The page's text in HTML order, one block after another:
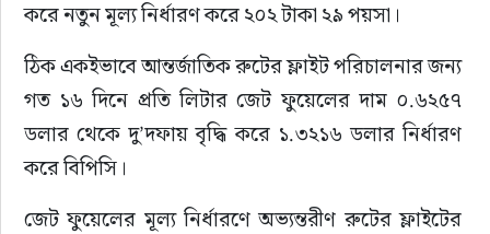
করে নতুন মূল্য নির্ধারণ করে ২০২ টাকা ২৯ পয়সা।
ঠিক একইভাবে আন্তর্জাতিক রুটের ফ্লাইট পরিচালনার জন্য
গত ১৬ দিনে প্রতি লিটার জেট ফুয়েলের দাম ০.৬২৫৭
ডলার থেকে দু’দফায় বৃদ্ধি করে ১.৩২১৬ ডলার নির্ধারণ
করে বিপিসি।
জেট ফুয়েলের মূল্য নির্ধারণে অভ্যন্তরীণ রুটের ফ্লাইটের